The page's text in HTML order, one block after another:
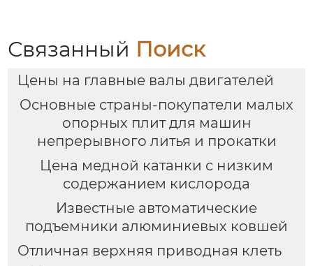
Связанный Поиск
Цены на главные валы двигателей
Основные страны-покупатели малых
опорных плит для машин
непрерывного литья и прокатки
Цена медной катанки с низким
содержанием кислорода
Известные автоматические
подъемники алюминиевых ковшей
Отличная верхняя приводная клеть